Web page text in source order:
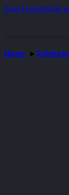
Zum Hauptinhalt
Home